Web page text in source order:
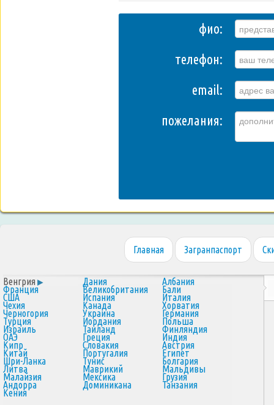
фио:
телефон:
email:
пожелания:
Главная Загранпаспорт
Венгрия Дания Албания
Франция Великобритания Бали
США Испания Италия
Чехия Канада Хорватия
Черногория Украина Германия
Турция Иордания Польша
Израиль Таиланд Финляндия
ОАЭ Греция Индия
Кипр Словакия Австрия
Китай Португалия Египет
Шри-Ланка Тунис Болгария
Литва Маврикий Мальдивы
Малайзия Мексика Грузия
Андорра Доминикана Танзания
Кения